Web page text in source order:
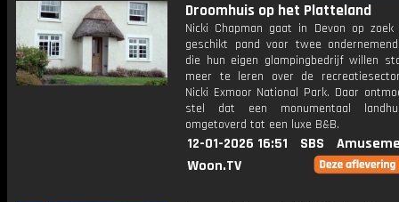
Droomhuis op het Platteland
Nicki Chapman gaat in Devon op
geschikt pand voor twee
die hun eigen glampingbedrijf willen
meer te leren over de
Nicki Exmoor National Park. Daar
stel dat een monumentaal
omgetoverd tot een luxe B&B.
12-01-2026 16:51 SBS
Woon.TV